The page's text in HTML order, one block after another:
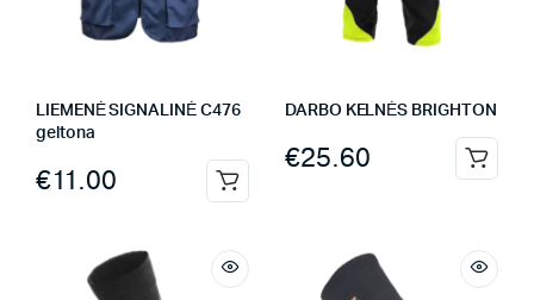
LIEMENĖ SIGNALINĖ C476
geltona
€11.00
DARBO KELNĖS BRIGHTON
€25.60